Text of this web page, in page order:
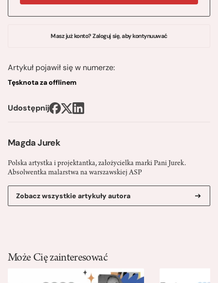
Magda Jurek
Polska artystka i projektantka, założycielka marki Pani Jurek.
Absolwentka malarstwa na warszawskiej ASP
Zobacz wszystkie artykuły autora
Masz już konto? Zaloguj się, aby kontynuuwać
Artykuł pojawił się w numerze:
Tęsknota za offlinem
Udostępnij
Może Cię zainteresować